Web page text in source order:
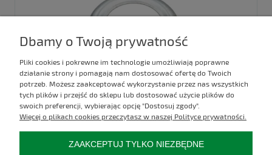
PODKŁADKA SWORZNIA OSI PRZEDNIEJ URSUS C-385
Kod produktu: 80200021
Dbamy o Twoją prywatność
Pliki cookies i pokrewne im technologie umożliwiają poprawne
działanie strony i pomagają nam dostosować ofertę do Twoich
potrzeb. Możesz zaakceptować wykorzystanie przez nas wszystkich
tych plików i przejść do sklepu lub dostosować użycie plików do
swoich preferencji, wybierając opcję "Dostosuj zgody".
Więcej o plikach cookies przeczytasz w naszej Polityce prywatności.
ZAAKCEPTUJ TYLKO NIEZBĘDNE